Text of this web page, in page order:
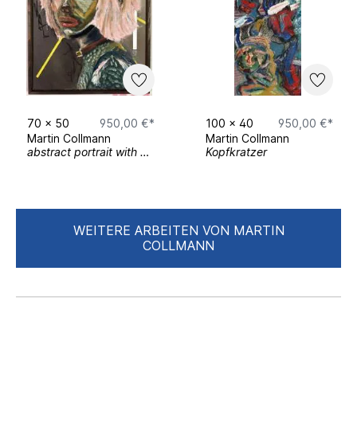
70 x 50
950,00 €*
Martin Collmann
abstract portrait with pink hair
100 x 40
950,00 €*
Martin Collmann
Kopfkratzer
WEITERE ARBEITEN VON MARTIN
COLLMANN